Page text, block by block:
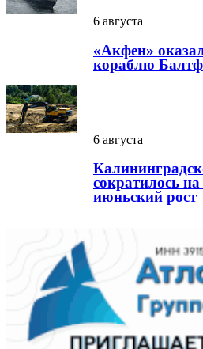
6 августа
«Акфен»
кораблю
6 августа
сократилось
июньский рост